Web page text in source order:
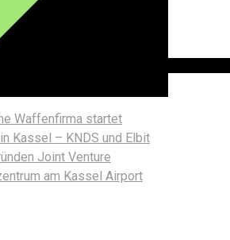
Waffenfirma startet
Kassel – KNDS und Elbit
Joint Venture
am Kassel Airport